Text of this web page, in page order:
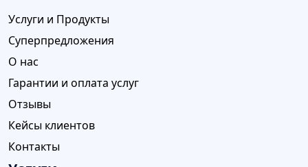
Услуги и Продукты
Суперпредложения
О нас
Гарантии и оплата услуг
Отзывы
Кейсы клиентов
Контакты